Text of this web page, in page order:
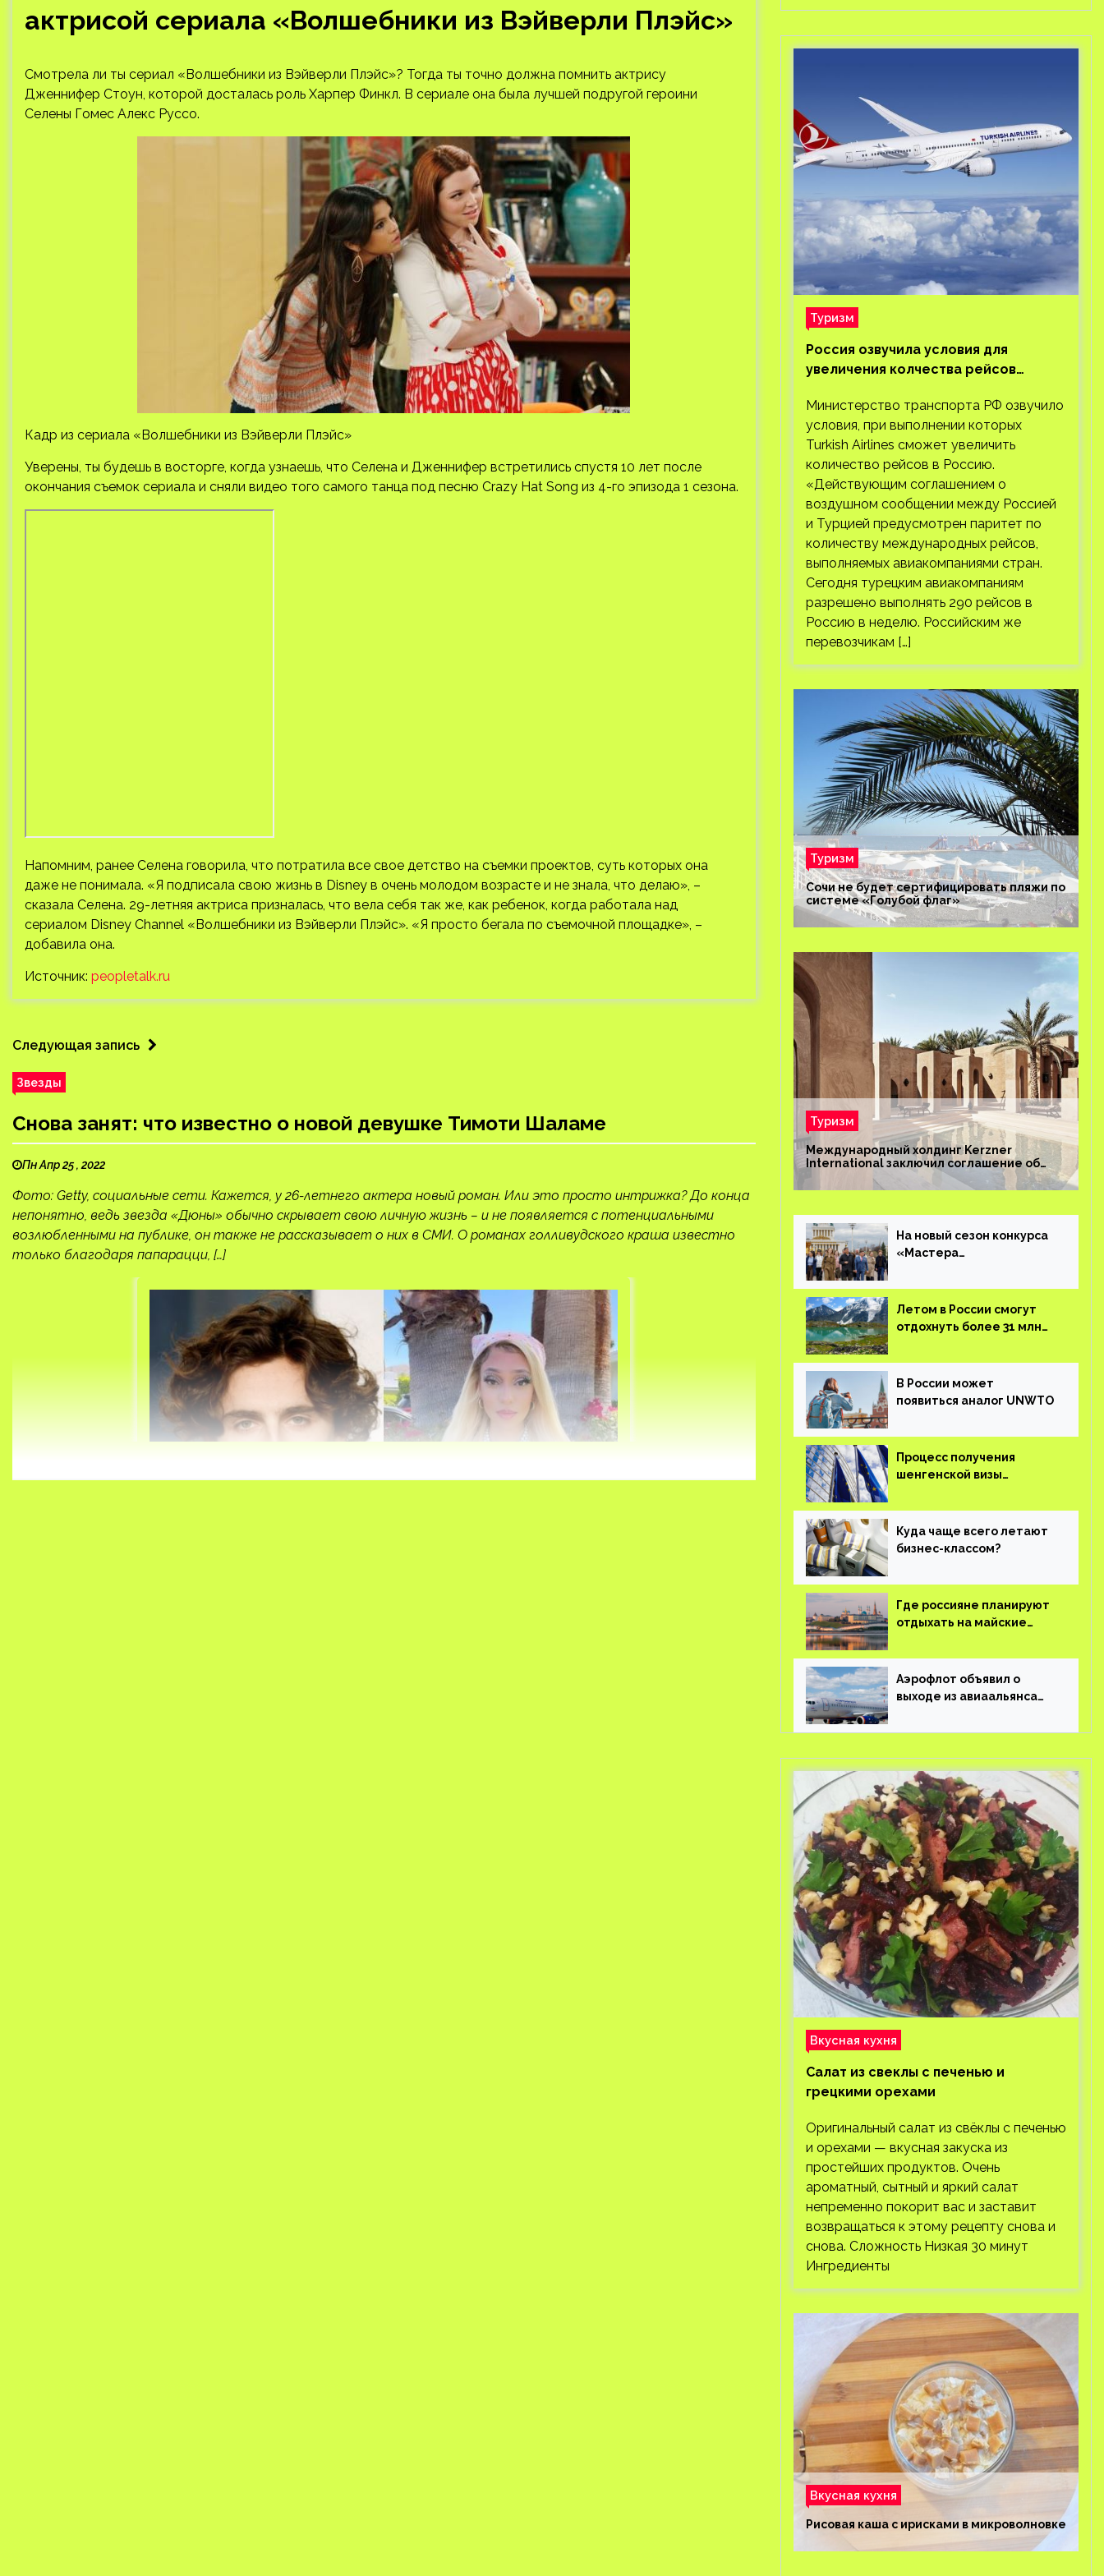
актрисой сериала «Волшебники из Вэйверли Плэйс»
Смотрела ли ты сериал «Волшебники из Вэйверли Плэйс»? Тогда ты точно должна помнить актрису
Дженнифер Стоун, которой досталась роль Харпер Финкл. В сериале она была лучшей подругой героини
Селены Гомес Алекс Руссо.
Кадр из сериала «Волшебники из Вэйверли Плэйс»
Уверены, ты будешь в восторге, когда узнаешь, что Селена и Дженнифер встретились спустя 10 лет после
окончания съемок сериала и сняли видео того самого танца под песню Crazy Hat Song из 4-го эпизода 1 сезона.
Напомним, ранее Селена говорила, что потратила все свое детство на съемки проектов, суть которых она
даже не понимала. «Я подписала свою жизнь в Disney в очень молодом возрасте и не знала, что делаю», –
сказала Селена. 29-летняя актриса призналась, что вела себя так же, как ребенок, когда работала над
сериалом Disney Channel «Волшебники из Вэйверли Плэйс». «Я просто бегала по съемочной площадке», –
добавила она.
Источник: peopletalk.ru
Следующая запись
Звезды
Снова занят: что известно о новой девушке Тимоти Шаламе
Пн Апр 25 , 2022
Фото: Getty, социальные сети. Кажется, у 26-летнего актера новый роман. Или это просто интрижка? До конца
непонятно, ведь звезда «Дюны» обычно скрывает свою личную жизнь – и не появляется с потенциальными
возлюбленными на публике, он также не рассказывает о них в СМИ. О романах голливудского краша известно
только благодаря папарацци, […]
Туризм
Россия озвучила условия для
увеличения колчества рейсов
Министерство транспорта РФ озвучило
условия, при выполнении которых
Turkish Airlines сможет увеличить
количество рейсов в Россию.
«Действующим соглашением о
воздушном сообщении между Россией
и Турцией предусмотрен паритет по
количеству международных рейсов,
выполняемых авиакомпаниями стран.
Сегодня турецким авиакомпаниям
разрешено выполнять 290 рейсов в
Россию в неделю. Российским же
перевозчикам […]
Туризм
Сочи не будет сертифицировать пляжи по
системе «Голубой флаг»
Туризм
Международный холдинг Kerzner
International заключил соглашение об
управлении курортом Bab Al Shams Desert
Resort в Дубае
На новый сезон конкурса
«Мастера
поступило более 36 тысяч
заявок
Летом в России смогут
отдохнуть более 31 млн
В России может
появиться аналог UNWTO
Процесс получения
шенгенской визы
Куда чаще всего летают
бизнес-классом?
Где россияне планируют
отдыхать на майские
Аэрофлот объявил о
выходе из авиаальянса
Вкусная кухня
Салат из свеклы с печенью и
грецкими орехами
Оригинальный салат из свёклы с печенью
и орехами — вкусная закуска из
простейших продуктов. Очень
ароматный, сытный и яркий салат
непременно покорит вас и заставит
возвращаться к этому рецепту снова и
снова. Сложность Низкая 30 минут
Ингредиенты
Вкусная кухня
Рисовая каша с ирисками в микроволновке